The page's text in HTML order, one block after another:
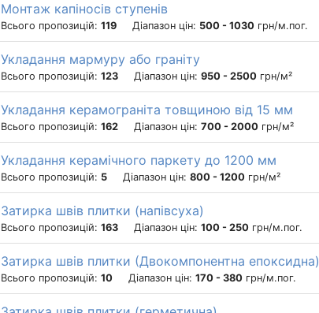
Монтаж капіносів ступенів
Всього пропозицій: 119 Діапазон цін: 500 - 1030 грн/м.пог.
Укладання мармуру або граніту
Всього пропозицій: 123 Діапазон цін: 950 - 2500 грн/м²
Укладання керамограніта товщиною від 15 мм
Всього пропозицій: 162 Діапазон цін: 700 - 2000 грн/м²
Укладання керамічного паркету до 1200 мм
Всього пропозицій: 5 Діапазон цін: 800 - 1200 грн/м²
Затирка швів плитки (напівсуха)
Всього пропозицій: 163 Діапазон цін: 100 - 250 грн/м.пог.
Затирка швів плитки (Двокомпонентна епоксидна)
Всього пропозицій: 10 Діапазон цін: 170 - 380 грн/м.пог.